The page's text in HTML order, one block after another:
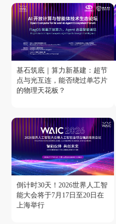
基石筑底｜算力新基建：超节
点与光互连，能否绕过单芯片
的物理天花板？
倒计时30天！2026世界人工智
能大会将于7月17日至20日在
上海举行